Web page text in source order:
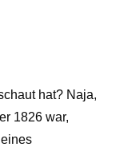
hat? Naja,
1826 war,